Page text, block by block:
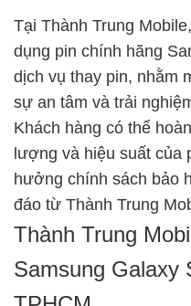
Tại Thành Trung
dụng pin chính hãng
dịch vụ thay pin, nhằm
sự an tâm và trải
Khách hàng có thể
lượng và hiệu suất
hưởng chính sách bảo
đáo từ Thành Trung
Thành Trung
Samsung Galaxy